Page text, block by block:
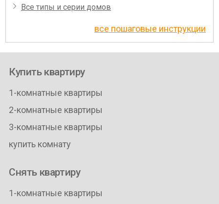
Все типы и серии домов
все пошаговые инструкции
Купить квартиру
1-комнатные квартиры
2-комнатные квартиры
3-комнатные квартиры
купить комнату
Снять квартиру
1-комнатные квартиры